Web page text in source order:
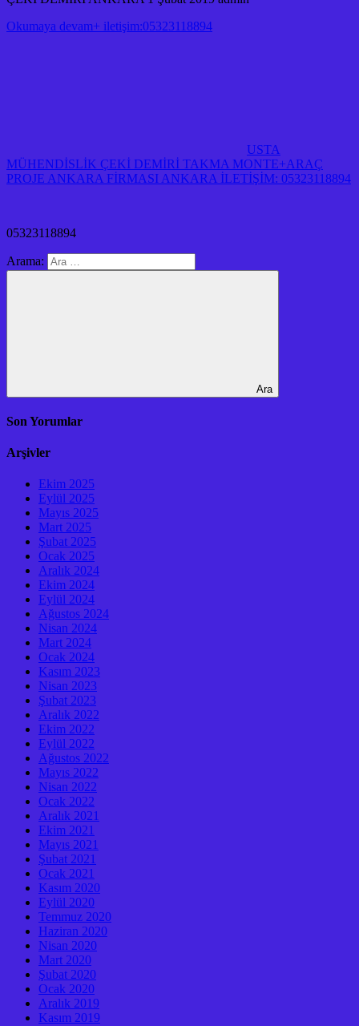
Okumaya devam+ iletişim:05323118894
USTA
MÜHENDİSLİK ÇEKİ DEMİRİ TAKMA MONTE+ARAÇ
PROJE ANKARA FİRMASI ANKARA İLETİŞİM: 05323118894
05323118894
Arama:
Ara
Son Yorumlar
Arşivler
Ekim 2025
Eylül 2025
Mayıs 2025
Mart 2025
Şubat 2025
Ocak 2025
Aralık 2024
Ekim 2024
Eylül 2024
Ağustos 2024
Nisan 2024
Mart 2024
Ocak 2024
Kasım 2023
Nisan 2023
Şubat 2023
Aralık 2022
Ekim 2022
Eylül 2022
Ağustos 2022
Mayıs 2022
Nisan 2022
Ocak 2022
Aralık 2021
Ekim 2021
Mayıs 2021
Şubat 2021
Ocak 2021
Kasım 2020
Eylül 2020
Temmuz 2020
Haziran 2020
Nisan 2020
Mart 2020
Şubat 2020
Ocak 2020
Aralık 2019
Kasım 2019